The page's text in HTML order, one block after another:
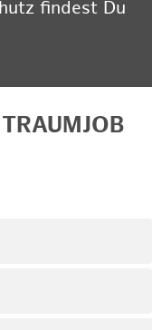
findest Du